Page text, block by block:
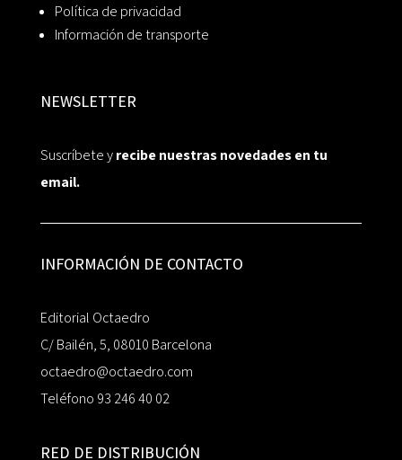
Política de privacidad
Información de transporte
NEWSLETTER
Suscríbete yrecibe nuestras novedades en tu
email.
INFORMACIÓN DE CONTACTO
Editorial Octaedro
C/ Bailén, 5, 08010 Barcelona
octaedro@octaedro.com
Teléfono 93 246 40 02
RED DE DISTRIBUCIÓN